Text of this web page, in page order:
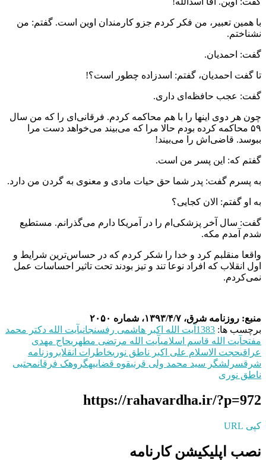
با همین تعبیر، من فکر کردم جزو کارمندان اوین است. گفتم: من
نشناختم.
گفت: احمدیان.
تا گفت احمدیان، گفتم: اسدزاده چطور است؟!
گفت: عجب حافظه‌ای داری.
چون هر دوی اینها را با هم محاکمه کردم. فرقانی‌ای را که من سال
۵۹ محاکمه کرده بودم حالا مرا که می‌بیند می‌خواهد دست مرا
ببوسد. قاضی‌اش را می‌بیند!
گفتم که: این پسر من است.
به پسرم گفت: پدر شما حق حیات مادی و معنوی به گردن من دارد.
به او گفتم: الان کجایی؟
گفت: سال آخر پزشکی‌ام را در آمریکا دارم می‌گذرانم. مستطیع
شدم آمدم مکه.
واقعا منقلبم کرد و خدا را شکر کردم که در حساس‌ترین شرایط و
اول انقلاب که افراد نوعا تند و تیز بودند تحت‌ تاثیر احساسات عمل
نمی‌کردم.
منبع: روزنامه شرق، ۱۳۹۳/۴/۷، شماره ۲۰۵۰
برچسب ها: 1383 آیت الله اکبر هاشمی رفسنجانیآیت الله دکتر محمد
مفتحآیت الله قاسم اسلامیآیت الله مرتضی مطهریحاج مهدی
عراقیحجت الاسلام علی اکبر ناطق نوریخاطرات انقلابروزنامه
شرقسرلشگر سید محمد ولی قرنیقوه قضاییهگروهک فرقانمجتبی
ناطق نوری
https://rahavardha.ir/?p=972
کپی URL
نصب اپلیکیشن کارنامه